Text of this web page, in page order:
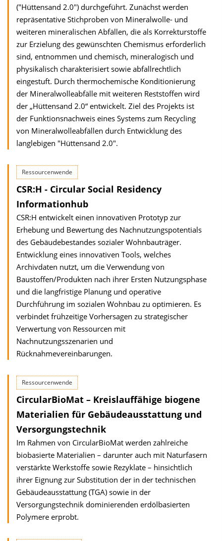
("Hüttensand 2.0") durchgeführt. Zunächst werden
repräsentative Stichproben von Mineralwolle- und
weiteren mineralischen Abfällen, die als Korrekturstoffe
zur Erzielung des gewünschten Chemismus erforderlich
sind, entnommen und chemisch, mineralogisch und
physikalisch charakterisiert sowie abfallrechtlich
eingestuft. Durch thermochemische Konditionierung
der Mineralwolleabfälle mit weiteren Reststoffen wird
der „Hüttensand 2.0“ entwickelt. Ziel des Projekts ist
der Funktionsnachweis eines Systems zum Recycling
von Mineralwolleabfällen durch Entwicklung des
langlebigen "Hüttensand 2.0".
Ressourcenwende
CSR:H - Circular Social Residency
Informationhub
CSR:H entwickelt einen innovativen Prototyp zur
Erhebung und Bewertung des Nachnutzungspotentials
des Gebäudebestandes sozialer Wohnbauträger.
Entwicklung eines innovativen Tools, welches
Archivdaten nutzt, um die Verwendung von
Baustoffen/Produkten nach ihrer Ersten Nutzungsphase
und die langfristige Planung und operative
Durchführung im sozialen Wohnbau zu optimieren. Es
verbindet frühzeitige Vorhersagen zu strategischer
Verwertung von Ressourcen mit
Nachnutzungsszenarien und
Rücknahmevereinbarungen.
Ressourcenwende
CircularBioMat – Kreislauffähige biogene
Materialien für Gebäudeausstattung und
Versorgungstechnik
Im Rahmen von CircularBioMat werden zahlreiche
biobasierte Materialien – darunter auch mit Naturfasern
verstärkte Werkstoffe sowie Rezyklate – hinsichtlich
ihrer Eignung zur Substitution der in der technischen
Gebäudeausstattung (TGA) sowie in der
Versorgungstechnik dominierenden erdölbasierten
Polymere erprobt.